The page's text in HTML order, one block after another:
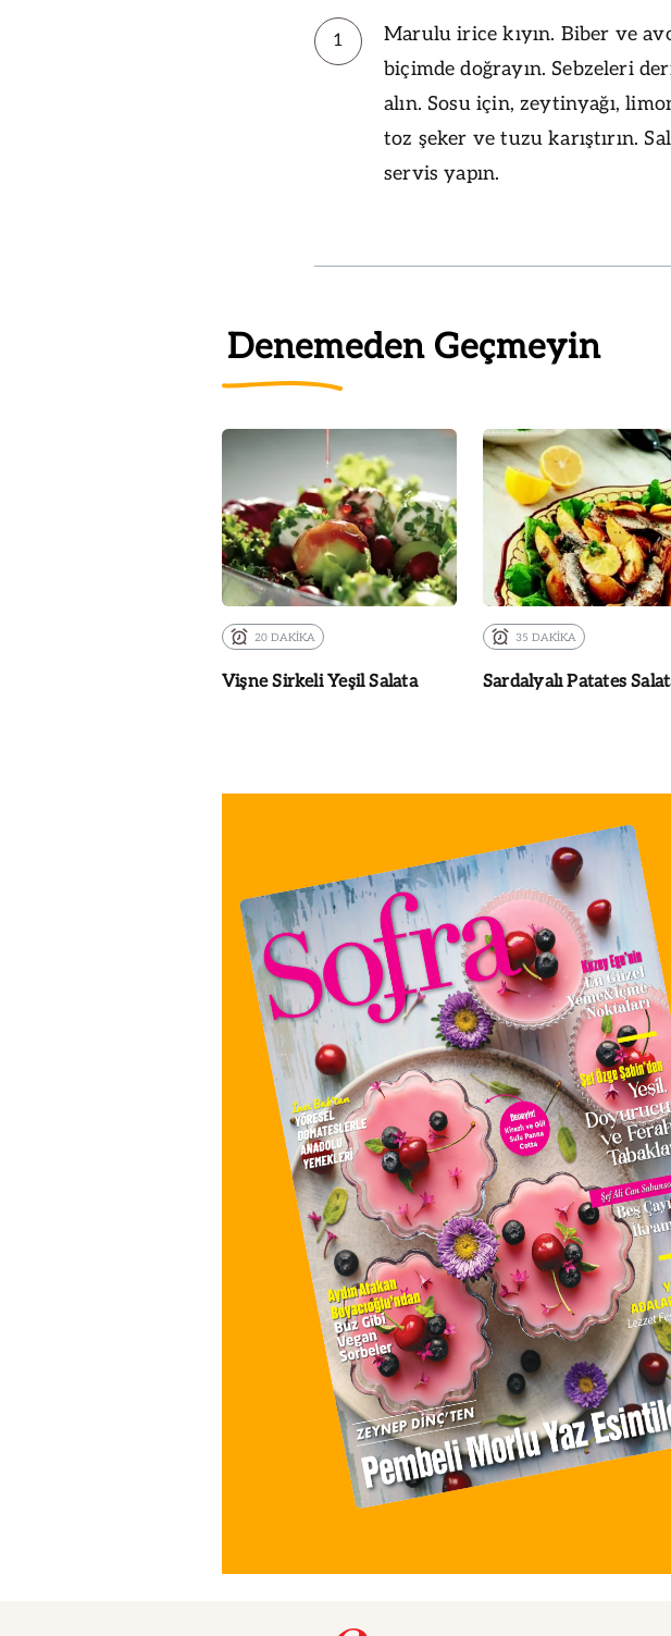
1
Marulu irice kıyın. Biber ve
biçimde doğrayın. Sebzeleri
alın. Sosu için, zeytinyağı,
toz şeker ve tuzu karıştırın.
servis yapın.
Denemeden Geçmeyin
20 DAKİKA
Vişne Sirkeli Yeşil Salata
35 DAKİKA
Sardalyalı Patates